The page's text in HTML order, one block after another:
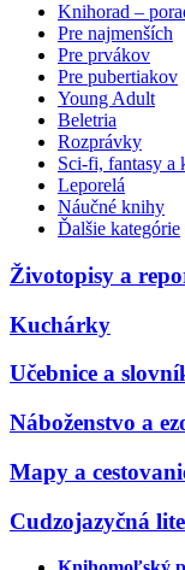
Knihorad –
Pre najmenších
Pre prvákov
Pre pubertiakov
Young Adult
Beletria
Rozprávky
Sci-fi, fantasy a
Leporelá
Náučné knihy
Ďalšie kategórie
Životopisy a
Kuchárky
Učebnice a
Náboženstvo a
Mapy a
Cudzojazyčná